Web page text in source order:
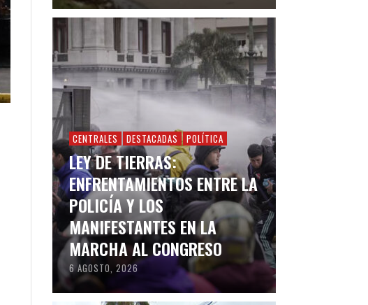
CENTRALES DESTACADAS POLÍTICA
LEY DE TIERRAS:
ENFRENTAMIENTOS ENTRE LA
POLICÍA Y LOS
MANIFESTANTES EN LA
MARCHA AL CONGRESO
6 AGOSTO, 2026